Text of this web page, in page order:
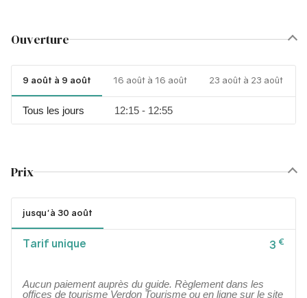
Ouverture
9 août à 9 août 16 août à 16 août 23 août à 23 août
Tous les jours 12:15 - 12:55
Prix
jusqu'à 30 août
Tarif unique 3 €
Aucun paiement auprès du guide. Règlement dans les
offices de tourisme Verdon Tourisme ou en ligne sur le site